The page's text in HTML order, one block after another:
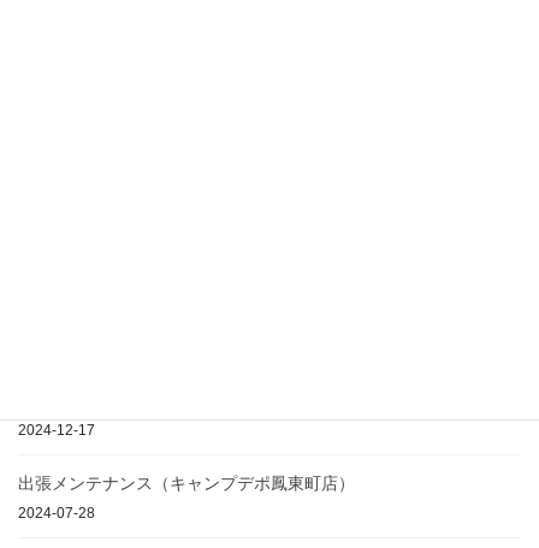
2024-12-17
出張メンテナンス（キャンプデポ鳳東町店）
2024-07-28